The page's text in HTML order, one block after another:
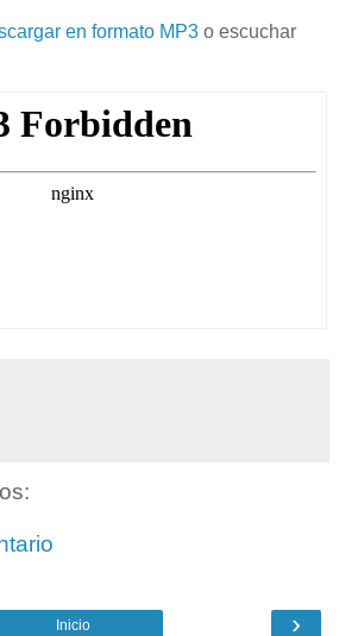
en formato MP3 o escuchar
›
Inicio